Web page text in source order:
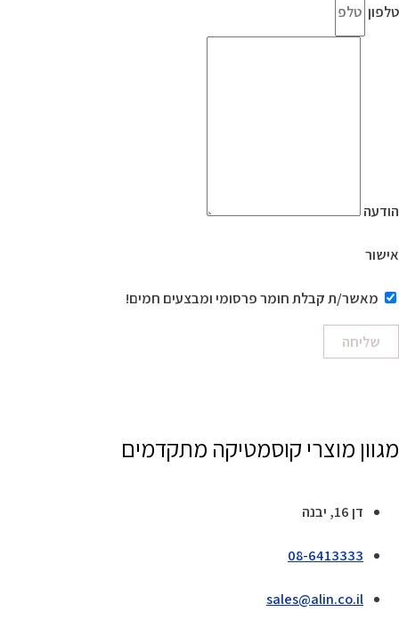
טלפון
הודעה
אישור
מאשר/ת קבלת חומר פרסומי ומבצעים חמים!
שליחה
מגוון מוצרי קוסמטיקה מתקדמים
דן 16, יבנה
08-6413333
sales@alin.co.il